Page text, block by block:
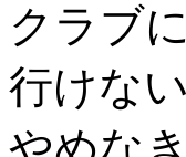
クラブ
行けな